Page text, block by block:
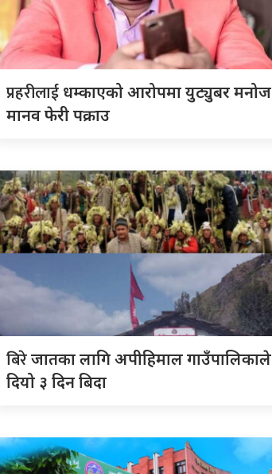
प्रहरीलाई धम्काएको आरोपमा युट्युबर मनोज
मानव फेरी पक्राउ
बिरेजातका लागि अपीहिमाल गाउँपालिकाले
दियो ३ दिन बिदा